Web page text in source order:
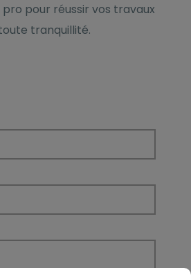
pour réussir vos travaux
tranquillité.